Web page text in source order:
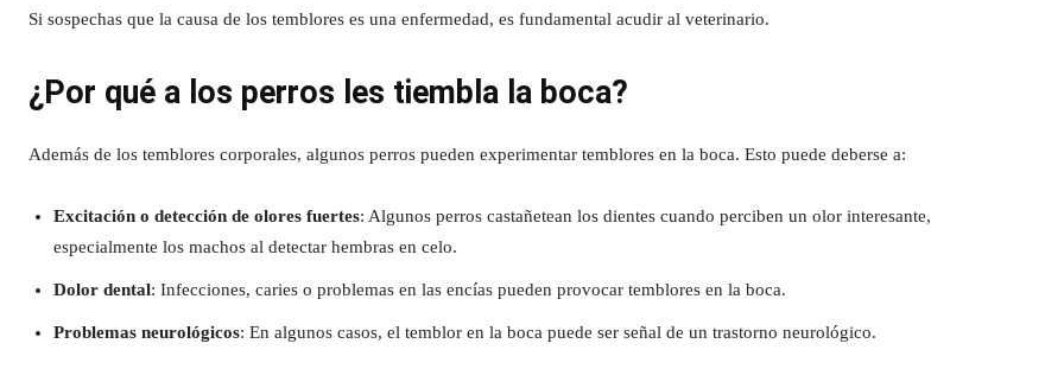
Si sospechas que la causa de los temblores es una enfermedad, es fundamental acudir al veterinario.
¿Por qué a los perros les tiembla la boca?
Además de los temblores corporales, algunos perros pueden experimentar temblores en la boca. Esto puede deberse a:
Excitación o detección de olores fuertes: Algunos perros castañetean los dientes cuando perciben un olor interesante,
especialmente los machos al detectar hembras en celo.
Dolor dental: Infecciones, caries o problemas en las encías pueden provocar temblores en la boca.
Problemas neurológicos: En algunos casos, el temblor en la boca puede ser señal de un trastorno neurológico.